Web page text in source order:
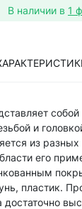
В наличии в 1
и
из разных
его
пластик.
достаточно